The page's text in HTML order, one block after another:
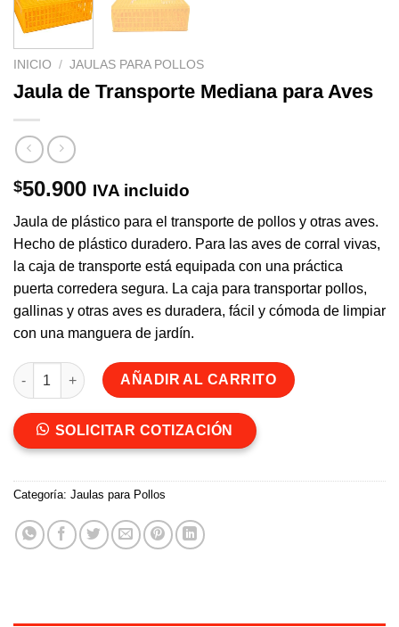
INICIO / JAULAS PARA POLLOS
Jaula de Transporte Mediana para Aves
$50.900 IVA incluido
Jaula de plástico para el transporte de pollos y otras aves.
Hecho de plástico duradero. Para las aves de corral vivas,
la caja de transporte está equipada con una práctica
puerta corredera segura. La caja para transportar pollos,
gallinas y otras aves es duradera, fácil y cómoda de limpiar
con una manguera de jardín.
Jaula de Transporte Mediana para Aves cantidad
AÑADIR AL CARRITO
SOLICITAR COTIZACIÓN
Categoría: Jaulas para Pollos